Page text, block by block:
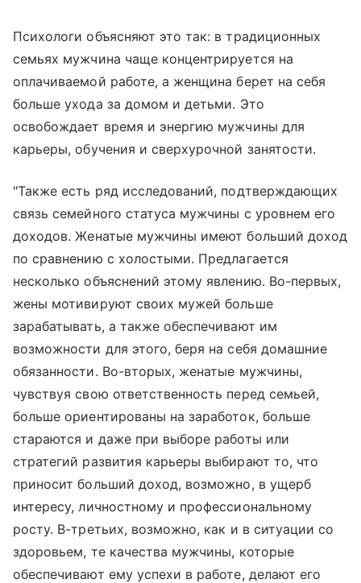
Психологи объясняют это так: в традиционных
семьях мужчина чаще концентрируется на
оплачиваемой работе, а женщина берет на себя
больше ухода за домом и детьми. Это
освобождает время и энергию мужчины для
карьеры, обучения и сверхурочной занятости.
"Также есть ряд исследований, подтверждающих
связь семейного статуса мужчины с уровнем его
доходов. Женатые мужчины имеют больший доход
по сравнению с холостыми. Предлагается
несколько объяснений этому явлению. Во-первых,
жены мотивируют своих мужей больше
зарабатывать, а также обеспечивают им
возможности для этого, беря на себя домашние
обязанности. Во-вторых, женатые мужчины,
чувствуя свою ответственность перед семьей,
больше ориентированы на заработок, больше
стараются и даже при выборе работы или
стратегий развития карьеры выбирают то, что
приносит больший доход, возможно, в ущерб
интересу, личностному и профессиональному
росту. В-третьих, возможно, как и в ситуации со
здоровьем, те качества мужчины, которые
обеспечивают ему успехи в работе, делают его